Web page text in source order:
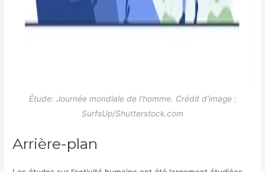
Étude: Journée mondiale de l’homme. Crédit d’image :
SurfsUp/Shutterstock.com
Arrière-plan